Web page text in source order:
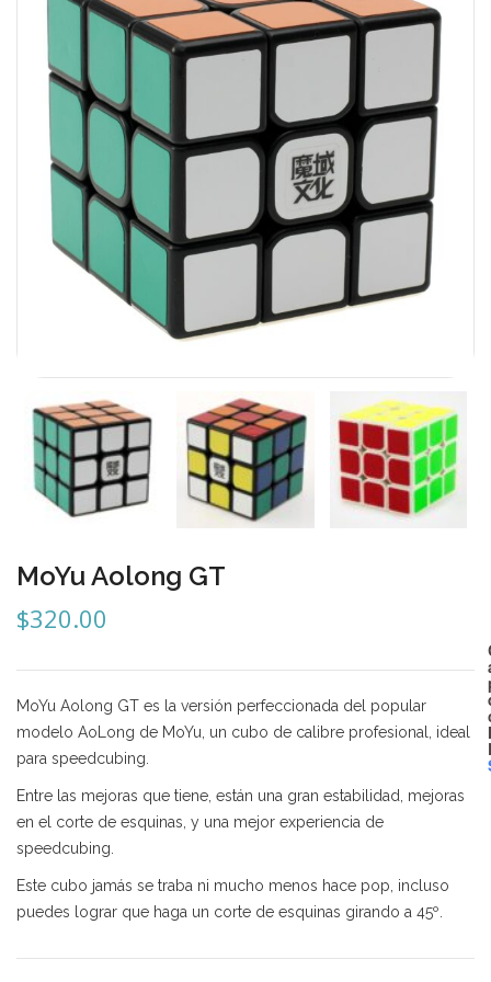
DianSheng
Fidget Cube
Lim
Lingao
MoHuanShoSu
MoJue
Mozhi
Okamoto
QJ
Quick Finger
Very Puzzle
Cyclone Boy’s
Gan’s
GuoGuan
LanLan
MoYu Aolong GT
$320.00
MoYu Aolong GT es la versión perfeccionada del popular
modelo AoLong de MoYu, un cubo de calibre profesional, ideal
para speedcubing.
Entre las mejoras que tiene, están una gran estabilidad, mejoras
en el corte de esquinas, y una mejor experiencia de
speedcubing.
Este cubo jamás se traba ni mucho menos hace pop, incluso
puedes lograr que haga un corte de esquinas girando a 45º.